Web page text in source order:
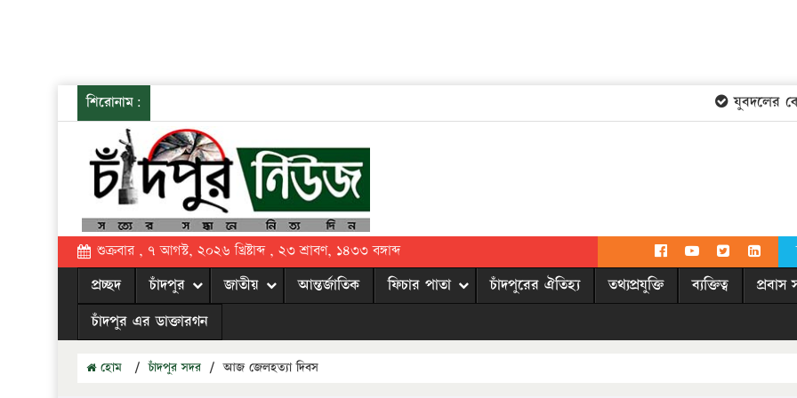
শিরোনাম: যুবদলের
শুক্রবার , ৭ আগস্ট, ২০২৬ খ্রিষ্টাব্দ , ২৩ শ্রাবণ, ১৪৩৩ বঙ্গাব্দ
প্রচ্ছদ চাঁদপুর জাতীয় আন্তর্জাতিক ফিচার পাতা চাঁদপুরের ঐতিহ্য তথ্যপ্রযুক্তি ব্যক্তিত্ব প্রবাস
চাঁদপুর এর ডাক্তারগন
হোম / চাঁদপুর সদর / আজ জেলহত্যা দিবস